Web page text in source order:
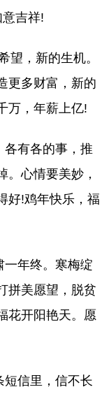
吉祥!
望，新的生机。
更多财富，新的
万，年薪上亿!
各有各的事，推
。心情要美妙，
好!鸡年快乐，福
一年终。寒梅绽
拼美愿望，脱贫
花开阳艳天。愿
短信里，信不长